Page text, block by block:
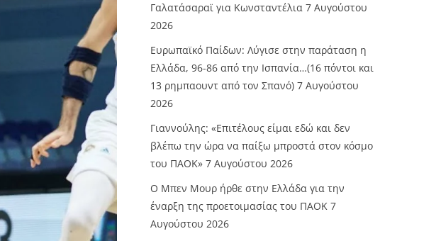
Γαλατάσαραϊ για Κωνσταντέλια 7 Αυγούστου
2026
Ευρωπαϊκό Παίδων: Λύγισε στην παράταση η
Ελλάδα, 96-86 από την Ισπανία…(16 πόντοι και
13 ρημπαουντ από τον Σπανό) 7 Αυγούστου
2026
Γιαννούλης: «Επιτέλους είμαι εδώ και δεν
βλέπω την ώρα να παίξω μπροστά στον κόσμο
του ΠΑΟΚ» 7 Αυγούστου 2026
O Mπεν Μουρ ήρθε στην Ελλάδα για την
έναρξη της προετοιμασίας του ΠΑΟΚ 7
Αυγούστου 2026